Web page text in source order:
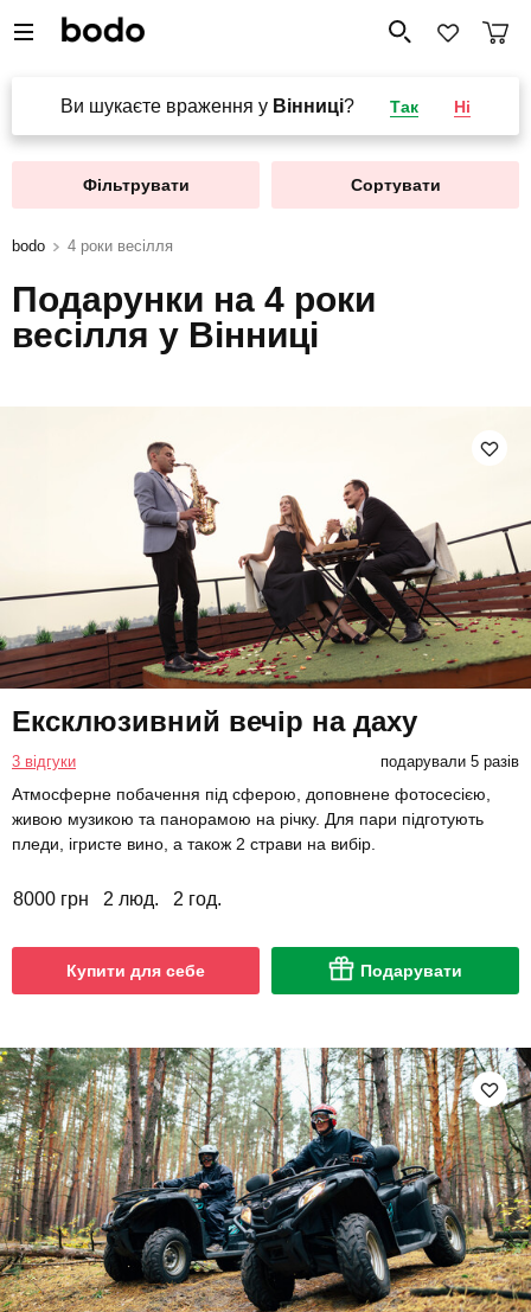
Ви шукаєте враження у Вінниці? Так Ні
Фільтрувати Сортувати
bodo 4 роки весілля
Подарунки на 4 роки
весілля у Вінниці
Ексклюзивний вечір на даху
3 відгуки подарували 5 разів
Атмосферне побачення під сферою, доповнене фотосесією,
живою музикою та панорамою на річку. Для пари підготують
пледи, ігристе вино, а також 2 страви на вибір.
8000 грн 2 люд. 2 год.
Купити для себе Подарувати